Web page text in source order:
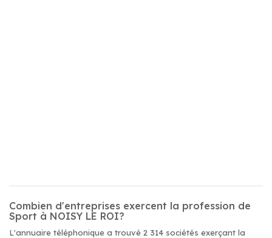
Combien d'entreprises exercent la profession de
Sport à NOISY LE ROI?
L'annuaire téléphonique a trouvé 2 314 sociétés exerçant la